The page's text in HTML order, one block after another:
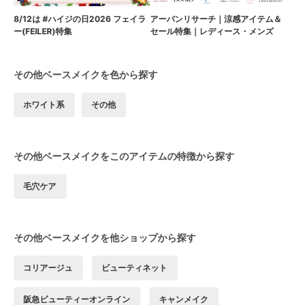
8/12は #ハイジの日2026 フェイラ
ー(FEILER)特集
アーバンリサーチ｜涼感アイテム＆
セール特集｜レディース・メンズ
その他ベースメイクを色から探す
ホワイト系 その他
その他ベースメイクをこのアイテムの特徴から探す
毛穴ケア
その他ベースメイクを他ショップから探す
コリアージュ ビューティネット
阪急ビューティーオンライン キャンメイク